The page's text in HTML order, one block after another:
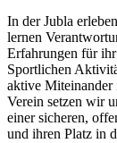
In der Jubla
lernen
Erfahrungen für
Sportlichen
aktive
Verein setzen wir
einer sicheren,
und ihren Platz in